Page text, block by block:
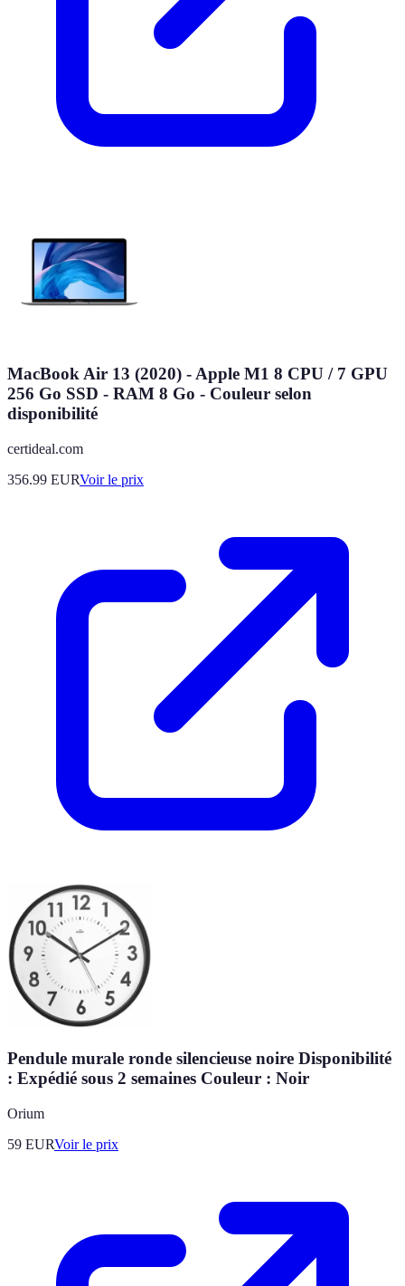
MacBook Air 13 (2020) - Apple M1 8 CPU / 7 GPU
256 Go SSD - RAM 8 Go - Couleur selon
disponibilité
certideal.com
356.99 EURVoir le prix
Pendule murale ronde silencieuse noire Disponibilité
: Expédié sous 2 semaines Couleur : Noir
Orium
59 EURVoir le prix